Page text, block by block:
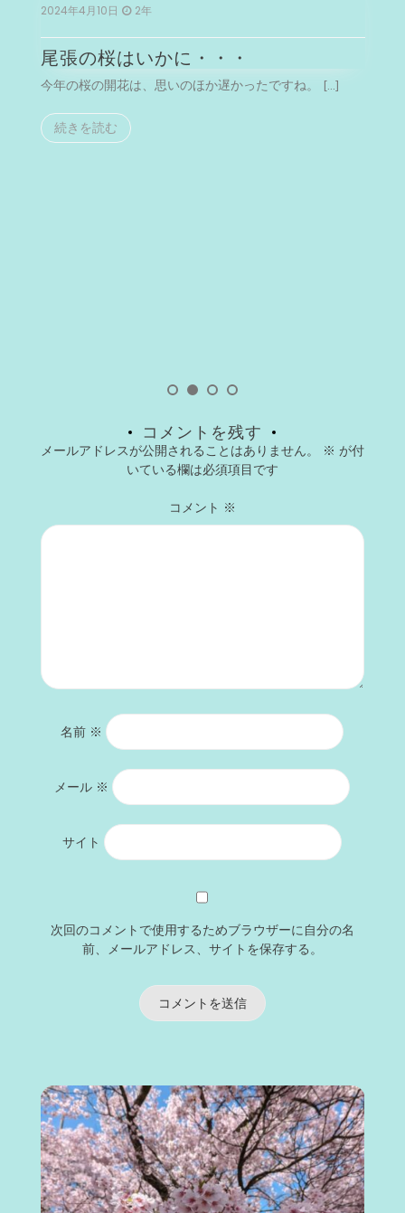
2024年4月10日 2年
尾張の桜はいかに・・・
今年の桜の開花は、思いのほか遅かったですね。 […]
続きを読む
コメントを残す
メールアドレスが公開されることはありません。 ※ が付
いている欄は必須項目です
コメント ※
名前 ※
メール ※
サイト
次回のコメントで使用するためブラウザーに自分の名
前、メールアドレス、サイトを保存する。